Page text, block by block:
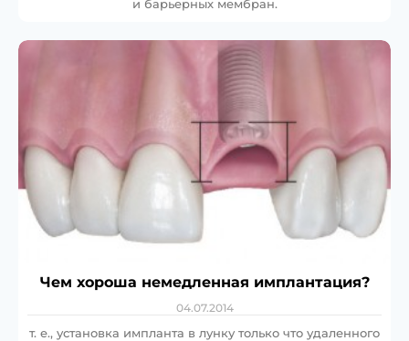
и барьерных мембран.
Чем хороша немедленная имплантация?
04.07.2014
т. е., установка импланта в лунку только что удаленного